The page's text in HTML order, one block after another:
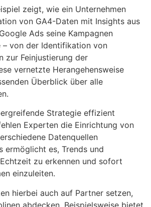
zeigt, wie ein Unternehmen
von GA4-Daten mit Insights aus
Ads seine Kampagnen
von der Identifikation von
zur Feinjustierung der
vernetzte Herangehensweise
Überblick über alle
Strategie effizient
Experten die Einrichtung von
Datenquellen
ermöglicht es, Trends und
zu erkennen und sofort
einzuleiten.
hierbei auch auf Partner setzen,
abdecken. Beispielsweise bietet